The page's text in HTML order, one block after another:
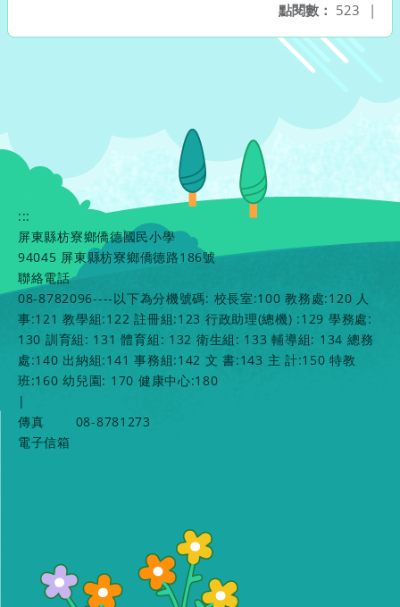
點閱數： 523 |
:::
屏東縣枋寮鄉僑德國民小學
94045 屏東縣枋寮鄉僑德路186號
聯絡電話
08-8782096----以下為分機號碼: 校長室:100 教務處:120 人
事:121 教學組:122 註冊組:123 行政助理(總機) :129 學務處:
130 訓育組: 131 體育組: 132 衛生組: 133 輔導組: 134 總務
處:140 出納組:141 事務組:142 文 書:143 主 計:150 特教
班:160 幼兒園: 170 健康中心:180
|
傳真
08-8781273
電子信箱